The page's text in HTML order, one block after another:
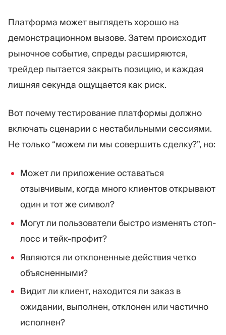
Платформа может выглядеть хорошо на
демонстрационном вызове. Затем происходит
рыночное событие, спреды расширяются,
трейдер пытается закрыть позицию, и каждая
лишняя секунда ощущается как риск.
Вот почему тестирование платформы должно
включать сценарии с нестабильными сессиями.
Не только “можем ли мы совершить сделку?”, но:
Может ли приложение оставаться
отзывчивым, когда много клиентов открывают
один и тот же символ?
Могут ли пользователи быстро изменять стоп-
лосс и тейк-профит?
Являются ли отклоненные действия четко
объясненными?
Видит ли клиент, находится ли заказ в
ожидании, выполнен, отклонен или частично
исполнен?